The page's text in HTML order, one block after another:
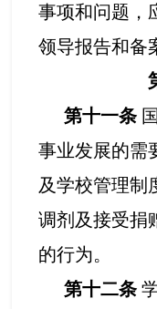
事项和问题，
领导报告和备
第十一条
事业发展的需
及学校管理制
调剂及接受捐
的行为。
第十二条